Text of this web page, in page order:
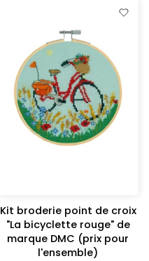
Kit broderie point de croix
"La bicyclette rouge" de
marque DMC (prix pour
l'ensemble)